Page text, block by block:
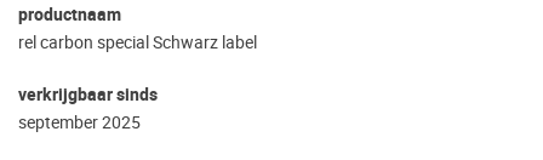
productnaam
rel carbon special Schwarz label
verkrijgbaar sinds
september 2025